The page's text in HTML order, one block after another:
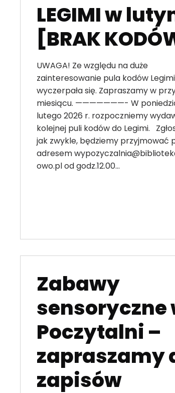
LEGIMI w
[BRAK
UWAGA! Ze względu na duże
zainteresowanie pula kodów
wyczerpała się. Zapraszamy w
miesiącu. ———————- W
lutego 2026 r. rozpoczniemy
kolejnej puli kodów do Legimi.
jak zwykle, będziemy przyjmować
adresem
owo.pl od godz.12.00…
Zabawy
sensoryczne
Poczytalni –
zapraszamy
zapisów